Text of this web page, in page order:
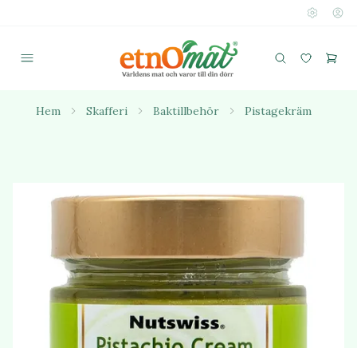
Hem Skafferi Baktillbehör Pistagekräm